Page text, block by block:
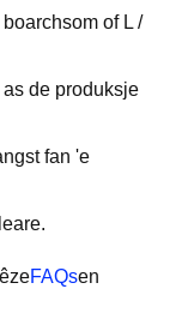
of L /
de produksje
fan 'e
FAQsen